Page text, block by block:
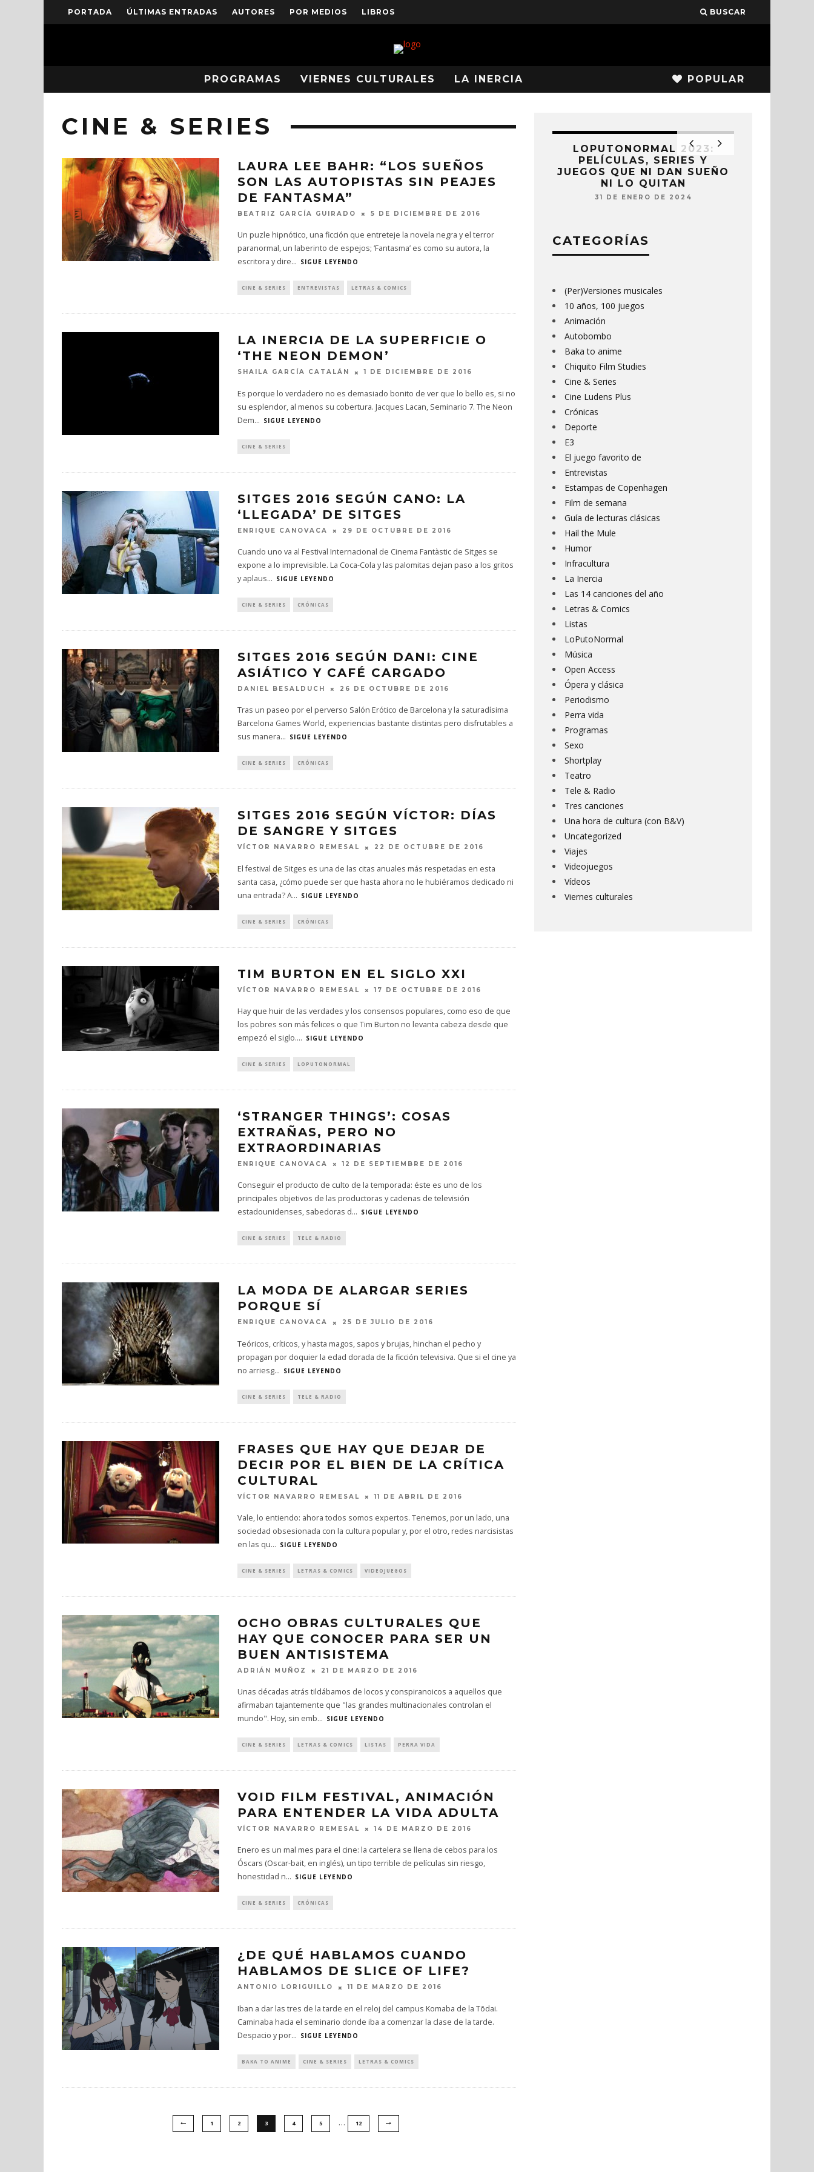
PORTADA ÚLTIMAS ENTRADAS AUTORES POR MEDIOS LIBROS BUSCAR
PROGRAMAS VIERNES CULTURALES LA INERCIA POPULAR
CINE & SERIES
LAURA LEE BAHR: “LOS SUEÑOS
SON LAS AUTOPISTAS SIN PEAJES
DE FANTASMA”
BEATRIZ GARCÍA GUIRADO 5 DE DICIEMBRE DE 2016
Un puzle hipnótico, una ficción que entreteje la novela negra y el terror
paranormal, un laberinto de espejos; ‘Fantasma’ es como su autora, la
escritora y dire... SIGUE LEYENDO
CINE & SERIES ENTREVISTAS LETRAS & COMICS
LA INERCIA DE LA SUPERFICIE O
‘THE NEON DEMON’
SHAILA GARCÍA CATALÁN 1 DE DICIEMBRE DE 2016
Es porque lo verdadero no es demasiado bonito de ver que lo bello es, si no
su esplendor, al menos su cobertura. Jacques Lacan, Seminario 7. The Neon
Dem... SIGUE LEYENDO
CINE & SERIES
SITGES 2016 SEGÚN CANO: LA
‘LLEGADA’ DE SITGES
ENRIQUE CANOVACA 29 DE OCTUBRE DE 2016
Cuando uno va al Festival Internacional de Cinema Fantàstic de Sitges se
expone a lo imprevisible. La Coca-Cola y las palomitas dejan paso a los gritos
y aplaus... SIGUE LEYENDO
CINE & SERIES CRÓNICAS
SITGES 2016 SEGÚN DANI: CINE
ASIÁTICO Y CAFÉ CARGADO
DANIEL BESALDUCH 26 DE OCTUBRE DE 2016
Tras un paseo por el perverso Salón Erótico de Barcelona y la saturadísima
Barcelona Games World, experiencias bastante distintas pero disfrutables a
sus manera... SIGUE LEYENDO
CINE & SERIES CRÓNICAS
SITGES 2016 SEGÚN VÍCTOR: DÍAS
DE SANGRE Y SITGES
VÍCTOR NAVARRO REMESAL 22 DE OCTUBRE DE 2016
El festival de Sitges es una de las citas anuales más respetadas en esta
santa casa, ¿cómo puede ser que hasta ahora no le hubiéramos dedicado ni
una entrada? A... SIGUE LEYENDO
CINE & SERIES CRÓNICAS
TIM BURTON EN EL SIGLO XXI
VÍCTOR NAVARRO REMESAL 17 DE OCTUBRE DE 2016
Hay que huir de las verdades y los consensos populares, como eso de que
los pobres son más felices o que Tim Burton no levanta cabeza desde que
empezó el siglo.... SIGUE LEYENDO
CINE & SERIES LOPUTONORMAL
‘STRANGER THINGS’: COSAS
EXTRAÑAS, PERO NO
EXTRAORDINARIAS
ENRIQUE CANOVACA 12 DE SEPTIEMBRE DE 2016
Conseguir el producto de culto de la temporada: éste es uno de los
principales objetivos de las productoras y cadenas de televisión
estadounidenses, sabedoras d... SIGUE LEYENDO
CINE & SERIES TELE & RADIO
LA MODA DE ALARGAR SERIES
PORQUE SÍ
ENRIQUE CANOVACA 25 DE JULIO DE 2016
Teóricos, críticos, y hasta magos, sapos y brujas, hinchan el pecho y
propagan por doquier la edad dorada de la ficción televisiva. Que si el cine ya
no arriesg... SIGUE LEYENDO
CINE & SERIES TELE & RADIO
FRASES QUE HAY QUE DEJAR DE
DECIR POR EL BIEN DE LA CRÍTICA
CULTURAL
VÍCTOR NAVARRO REMESAL 11 DE ABRIL DE 2016
Vale, lo entiendo: ahora todos somos expertos. Tenemos, por un lado, una
sociedad obsesionada con la cultura popular y, por el otro, redes narcisistas
en las qu... SIGUE LEYENDO
CINE & SERIES LETRAS & COMICS VIDEOJUEGOS
OCHO OBRAS CULTURALES QUE
HAY QUE CONOCER PARA SER UN
BUEN ANTISISTEMA
ADRIÁN MUÑOZ 21 DE MARZO DE 2016
Unas décadas atrás tildábamos de locos y conspiranoicos a aquellos que
afirmaban tajantemente que "las grandes multinacionales controlan el
mundo". Hoy, sin emb... SIGUE LEYENDO
CINE & SERIES LETRAS & COMICS LISTAS PERRA VIDA
VOID FILM FESTIVAL, ANIMACIÓN
PARA ENTENDER LA VIDA ADULTA
VÍCTOR NAVARRO REMESAL 14 DE MARZO DE 2016
Enero es un mal mes para el cine: la cartelera se llena de cebos para los
Óscars (Oscar-bait, en inglés), un tipo terrible de películas sin riesgo,
honestidad n... SIGUE LEYENDO
CINE & SERIES CRÓNICAS
¿DE QUÉ HABLAMOS CUANDO
HABLAMOS DE SLICE OF LIFE?
ANTONIO LORIGUILLO 11 DE MARZO DE 2016
Iban a dar las tres de la tarde en el reloj del campus Komaba de la Tōdai.
Caminaba hacia el seminario donde iba a comenzar la clase de la tarde.
Despacio y por... SIGUE LEYENDO
BAKA TO ANIME CINE & SERIES LETRAS & COMICS
1 2 3 4 5 … 12
[PLAYLIST] LOW ROAR EN 10
(MIKIHARU OIWA, NINTENDO,
4 DE MARZO DE 2022
LOPUTONORMAL 2023:
PELÍCULAS, SERIES Y
JUEGOS QUE NI DAN SUEÑO
NI LO QUITAN
31 DE ENERO DE 2024
CATEGORÍAS
(Per)Versiones musicales
10 años, 100 juegos
Animación
Autobombo
Baka to anime
Chiquito Film Studies
Cine & Series
Cine Ludens Plus
Crónicas
Deporte
E3
El juego favorito de
Entrevistas
Estampas de Copenhagen
Film de semana
Guía de lecturas clásicas
Hail the Mule
Humor
Infracultura
La Inercia
Las 14 canciones del año
Letras & Comics
Listas
LoPutoNormal
Música
Open Access
Ópera y clásica
Periodismo
Perra vida
Programas
Sexo
Shortplay
Teatro
Tele & Radio
Tres canciones
Una hora de cultura (con B&V)
Uncategorized
Viajes
Videojuegos
Vídeos
Viernes culturales